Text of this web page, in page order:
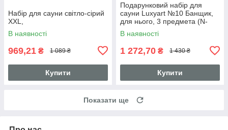
Набір для сауни світло-сірий
XXL,
В наявності
969,21 ₴ 1 089 ₴
Купити
Подарунковий набір для
сауни Luxyart №10 Банщик,
для нього, 3 предмета (N-
133)
В наявності
1 272,70 ₴ 1 430 ₴
Купити
Показати ще